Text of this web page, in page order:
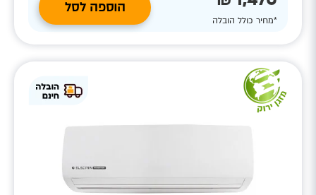
*מחיר כולל הובלה
הוספה לסל